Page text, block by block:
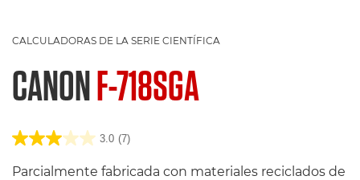
CALCULADORAS DE LA SERIE CIENTÍFICA
CANONF-718SGA
3.0 (7)
Parcialmente fabricada con materiales reciclados de